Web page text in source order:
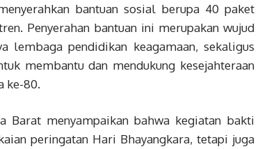
bantuan sosial berupa 40 paket
Penyerahan bantuan ini merupakan wujud
lembaga pendidikan keagamaan, sekaligus
membantu dan mendukung kesejahteraan
ke-80.
Barat menyampaikan bahwa kegiatan bakti
peringatan Hari Bhayangkara, tetapi juga